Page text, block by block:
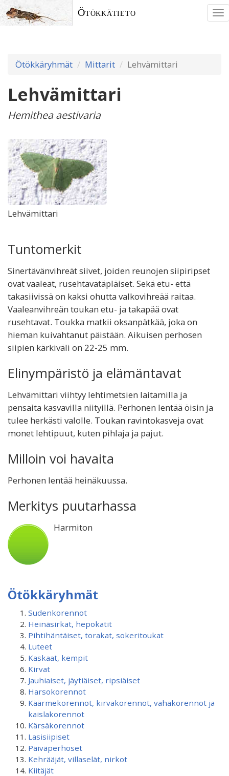
Ötökkätieto
Ötökkäryhmät Mittarit Lehvämittari
Lehvämittari
Hemithea aestivaria
Lehvämittari
Tuntomerkit
Sinertävänvihreät siivet, joiden reunojen siipiripset
ovat vaaleat, rusehtavatäpläiset. Sekä etu- että
takasiivissä on kaksi ohutta valkovihreää raitaa.
Vaaleanvihreän toukan etu- ja takapää ovat
rusehtavat. Toukka matkii oksanpätkää, joka on
hieman kuivahtanut päistään. Aikuisen perhosen
siipien kärkiväli on 22-25 mm.
Elinympäristö ja elämäntavat
Lehvämittari viihtyy lehtimetsien laitamilla ja
pensaita kasvavilla niityillä. Perhonen lentää öisin ja
tulee herkästi valolle. Toukan ravintokasveja ovat
monet lehtipuut, kuten pihlaja ja pajut.
Milloin voi havaita
Perhonen lentää heinäkuussa.
Merkitys puutarhassa
Harmiton
Ötökkäryhmät
Sudenkorennot
Heinäsirkat, hepokatit
Pihtihäntäiset, torakat, sokeritoukat
Luteet
Kaskaat, kempit
Kirvat
Jauhiaiset, jäytiäiset, ripsiäiset
Harsokorennot
Käärmekorennot, kirvakorennot, vahakorennot ja
kaislakorennot
Kärsäkorennot
Lasisiipiset
Päiväperhoset
Kehrääjät, villaselät, nirkot
Kiitäjät